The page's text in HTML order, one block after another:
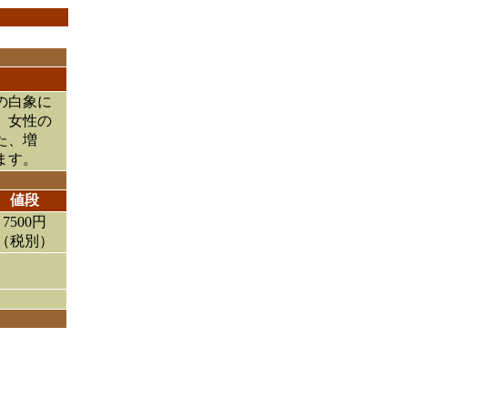
白象に
女性の
、増
。
値段
7500円
（税別）